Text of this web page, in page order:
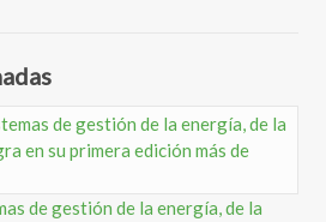
de gestión de la energía, de la